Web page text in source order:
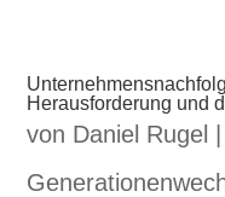
Herausforderung und
von Daniel Rugel